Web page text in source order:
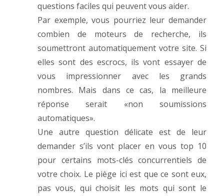
questions faciles qui peuvent vous aider.
Par exemple, vous pourriez leur demander
combien de moteurs de recherche, ils
soumettront automatiquement votre site. Si
elles sont des escrocs, ils vont essayer de
vous impressionner avec les grands
nombres. Mais dans ce cas, la meilleure
réponse serait «non soumissions
automatiques».
Une autre question délicate est de leur
demander s’ils vont placer en vous top 10
pour certains mots-clés concurrentiels de
votre choix. Le piège ici est que ce sont eux,
pas vous, qui choisit les mots qui sont le